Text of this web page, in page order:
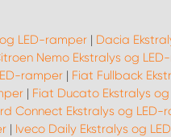
LED-ramper| Dacia
Nemo Ekstralys og
ramper| Fiat Fullback
| Fiat Ducato Ekstralys
Connect Ekstralys og LED-
| Iveco Daily Ekstralys og